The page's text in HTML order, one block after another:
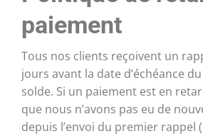
paiement
Tous nos clients reçoivent un
jours avant la date d’échéance
solde. Si un paiement est en
que nous n’avons pas eu de
depuis l’envoi du premier rappel